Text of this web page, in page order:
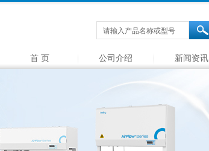
首 页 公司介绍 新闻资讯